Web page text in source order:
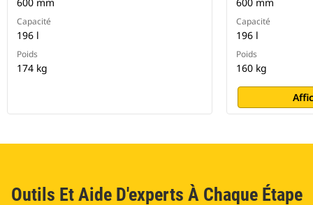
600 mm
Capacité
196 l
Poids
174 kg
600 mm
Capacité
196 l
Poids
160 kg
Outils Et Aide D'experts À Chaque Étape